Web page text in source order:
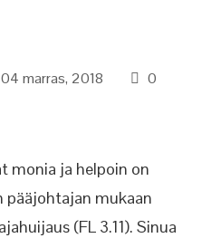
marras, 2018
0
monia ja helpoin on
mukaan
(FL 3.11). Sinua